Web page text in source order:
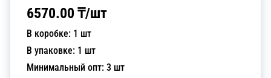
6570.00 ₸/шт
В коробке: 1 шт
В упаковке: 1 шт
Минимальный опт: 3 шт